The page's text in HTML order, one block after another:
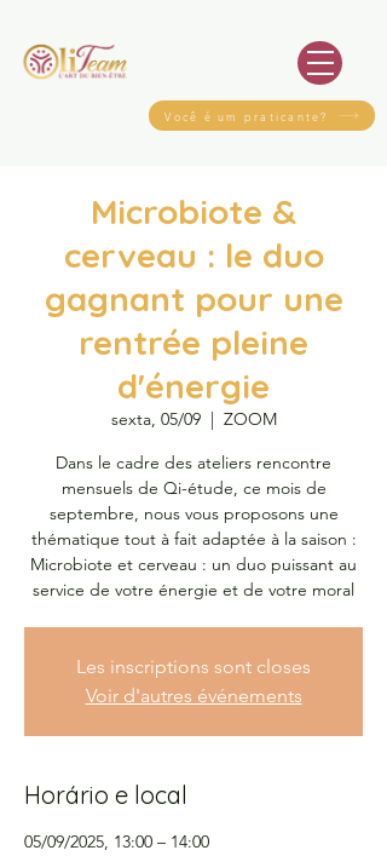
Você é um praticante?
Microbiote &
cerveau : le duo
gagnant pour une
rentrée pleine
d'énergie
sexta, 05/09
  |
ZOOM
Dans le cadre des ateliers rencontre
mensuels de Qi-étude, ce mois de
septembre, nous vous proposons une
thématique tout à fait adaptée à la saison :
Microbiote et cerveau : un duo puissant au
Les inscriptions sont closes
Voir d'autres événements
Horário e local
05/09/2025, 13:00 – 14:00